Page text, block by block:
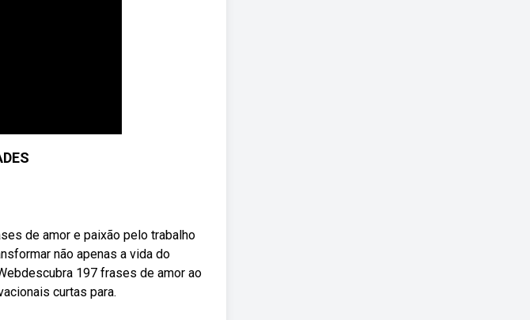
de amor e paixão pelo trabalho
não apenas a vida do
197 frases de amor ao
curtas para.